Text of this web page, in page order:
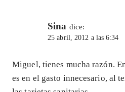
Sina dice:
25 abril, 2012 a las 6:34
Miguel, tienes mucha razón.
es en el gasto innecesario, al